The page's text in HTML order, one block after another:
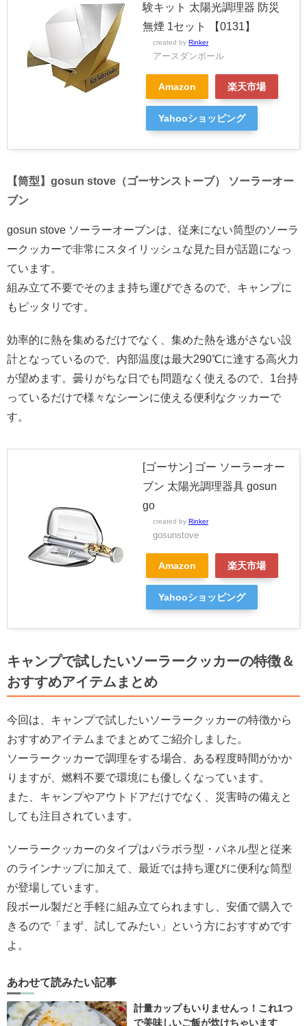
験キット 太陽光調理器 防災
無煙 1セット 【0131】
created by Rinker
アースダンボール
Amazon 楽天市場
Yahooショッピング
【筒型】gosun stove（ゴーサンストーブ） ソーラーオー
ブン
gosun stove ソーラーオーブンは、従来にない筒型のソーラ
ークッカーで非常にスタイリッシュな見た目が話題になっ
ています。
組み立て不要でそのまま持ち運びできるので、キャンプに
もピッタリです。
効率的に熱を集めるだけでなく、集めた熱を逃がさない設
計となっているので、内部温度は最大290℃に達する高火力
が望めます。曇りがちな日でも問題なく使えるので、1台持
っているだけで様々なシーンに使える便利なクッカーで
す。
[ゴーサン] ゴー ソーラーオー
ブン 太陽光調理器具 gosun
go
created by Rinker
gosunstove
Amazon 楽天市場
Yahooショッピング
キャンプで試したいソーラークッカーの特徴＆
おすすめアイテムまとめ
今回は、キャンプで試したいソーラークッカーの特徴から
おすすめアイテムまでまとめてご紹介しました。
ソーラークッカーで調理をする場合、ある程度時間がかか
りますが、燃料不要で環境にも優しくなっています。
また、キャンプやアウトドアだけでなく、災害時の備えと
しても注目されています。
ソーラークッカーのタイプはパラボラ型・パネル型と従来
のラインナップに加えて、最近では持ち運びに便利な筒型
が登場しています。
段ボール製だと手軽に組み立てられますし、安価で購入で
きるので「まず、試してみたい」という方におすすめです
よ。
あわせて読みたい記事
計量カップもいりませんっ！これ1つ
で美味しいご飯が炊けちゃいます